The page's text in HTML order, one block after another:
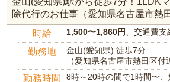
除代行のお仕事（愛知県名古屋市熱
時給 1,500〜1,860円 、交通費
勤務地
金山(愛知県) 徒歩7分
（愛知県名古屋市熱田区付
勤務時間 8時～20時の間で1時間〜